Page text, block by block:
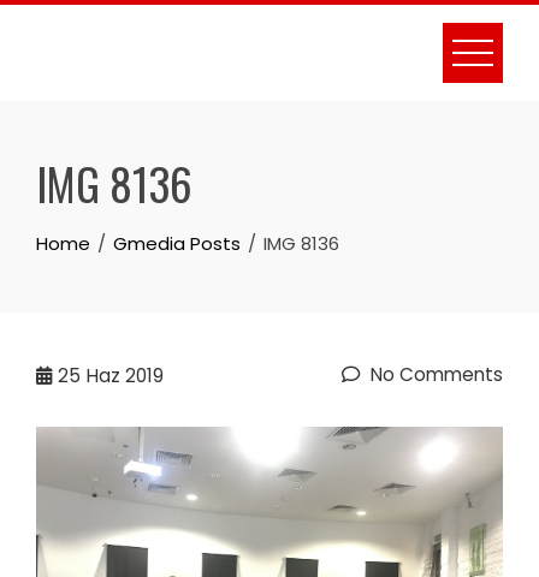
Skip
IMG 8136
Home Gmedia Posts IMG 8136
25 Haz 2019 No Comments